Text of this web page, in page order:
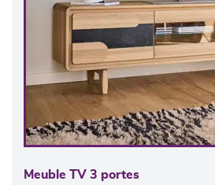
Meuble TV 3 portes